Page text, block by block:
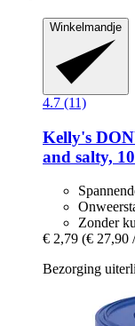
Winkelmandje
4.7 (11)
Kelly's
and salty,
Zonder
€ 2,79 (€ 27,90
Bezorging